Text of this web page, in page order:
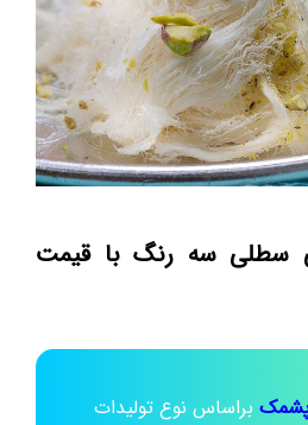
سطلی سه رنگ با قیمت
براساس نوع تولیدات